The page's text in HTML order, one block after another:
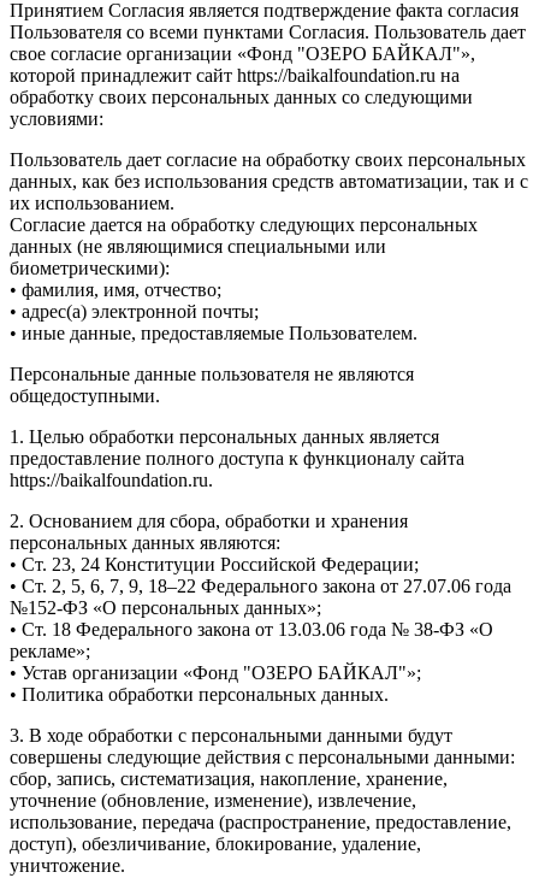
Принятием Согласия является подтверждение факта согласия
Пользователя со всеми пунктами Согласия. Пользователь дает
свое согласие организации «Фонд "ОЗЕРО БАЙКАЛ"»,
которой принадлежит сайт https://baikalfoundation.ru на
обработку своих персональных данных со следующими
условиями:
Пользователь дает согласие на обработку своих персональных
данных, как без использования средств автоматизации, так и с
их использованием.
Согласие дается на обработку следующих персональных
данных (не являющимися специальными или
биометрическими):
• фамилия, имя, отчество;
• адрес(а) электронной почты;
• иные данные, предоставляемые Пользователем.
Персональные данные пользователя не являются
общедоступными.
1. Целью обработки персональных данных является
предоставление полного доступа к функционалу сайта
https://baikalfoundation.ru.
2. Основанием для сбора, обработки и хранения
персональных данных являются:
• Ст. 23, 24 Конституции Российской Федерации;
• Ст. 2, 5, 6, 7, 9, 18–22 Федерального закона от 27.07.06 года
№152-ФЗ «О персональных данных»;
• Ст. 18 Федерального закона от 13.03.06 года № 38-ФЗ «О
рекламе»;
• Устав организации «Фонд "ОЗЕРО БАЙКАЛ"»;
• Политика обработки персональных данных.
3. В ходе обработки с персональными данными будут
совершены следующие действия с персональными данными:
сбор, запись, систематизация, накопление, хранение,
уточнение (обновление, изменение), извлечение,
использование, передача (распространение, предоставление,
доступ), обезличивание, блокирование, удаление,
уничтожение.